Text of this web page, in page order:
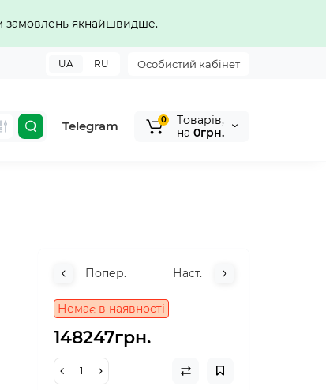
замовлень якнайшвидше.
Особистий кабінет
UA RU
Telegram 0
Tоварів,
на 0грн.
Попер. Наст.
Немає в наявності
148247грн.